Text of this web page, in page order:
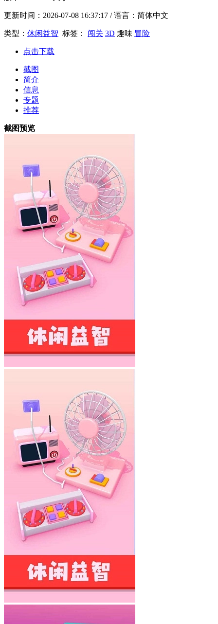
更新时间： 2026-07-08 16:37:17 / 语言：简体中文
类型： 休闲益智 标签： 闯关 3D 趣味 冒险
点击下载
截图
简介
信息
专题
推荐
截图预览